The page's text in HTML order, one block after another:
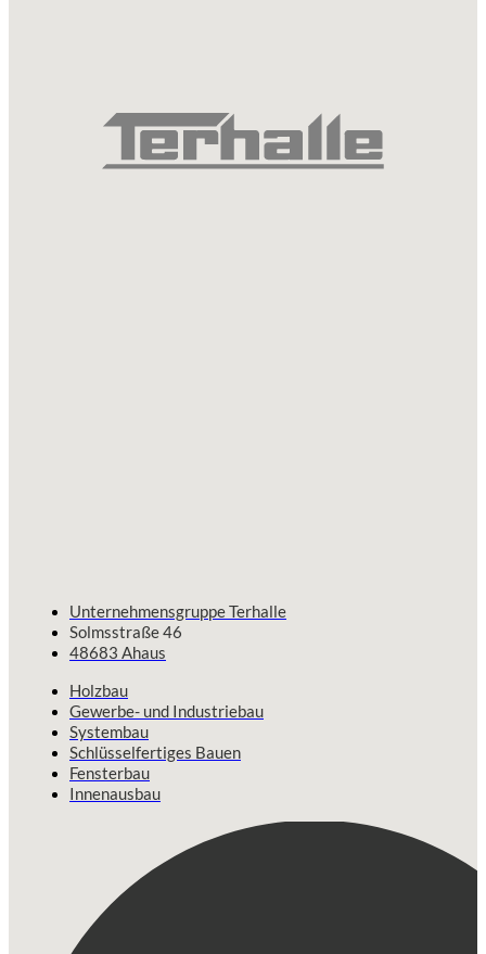
Unternehmensgruppe Terhalle
Solmsstraße 46
48683 Ahaus
Holzbau
Gewerbe- und Industriebau
Systembau
Schlüsselfertiges Bauen
Fensterbau
Innenausbau